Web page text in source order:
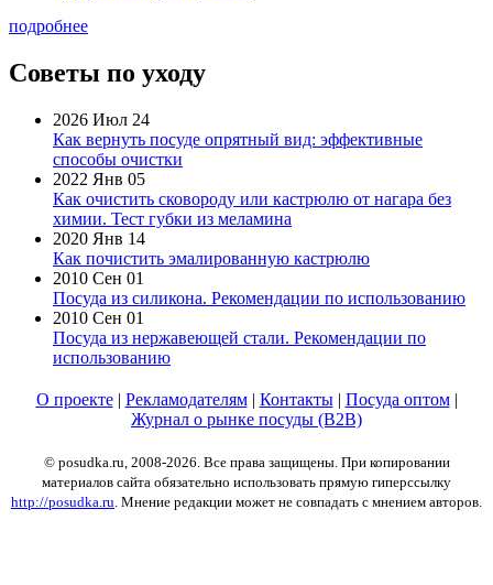
подробнее
Советы по уходу
2026 Июл 24
Как вернуть посуде опрятный вид: эффективные
способы очистки
2022 Янв 05
Как очистить сковороду или кастрюлю от нагара без
химии. Тест губки из меламина
2020 Янв 14
Как почистить эмалированную кастрюлю
2010 Сен 01
Посуда из силикона. Рекомендации по использованию
2010 Сен 01
Посуда из нержавеющей стали. Рекомендации по
использованию
О проекте| Рекламодателям| Контакты| Посуда оптом|
Журнал о рынке посуды (B2B)
© posudka.ru, 2008-2026. Все права защищены. При копировании
материалов сайта обязательно использовать прямую гиперссылку
http://posudka.ru . Мнение редакции может не совпадать с мнением авторов.